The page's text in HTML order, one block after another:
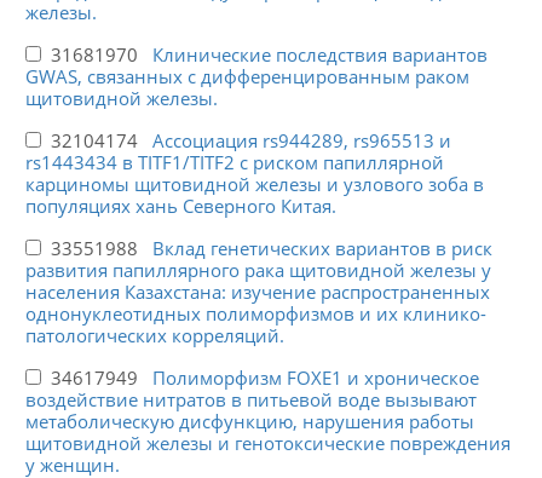
железы.
31681970 Клинические последствия вариантов
GWAS, связанных с дифференцированным раком
щитовидной железы.
32104174 Ассоциация rs944289, rs965513 и
rs1443434 в TITF1/TITF2 с риском папиллярной
карциномы щитовидной железы и узлового зоба в
популяциях хань Северного Китая.
33551988 Вклад генетических вариантов в риск
развития папиллярного рака щитовидной железы у
населения Казахстана: изучение распространенных
однонуклеотидных полиморфизмов и их клинико-
патологических корреляций.
34617949 Полиморфизм FOXE1 и хроническое
воздействие нитратов в питьевой воде вызывают
метаболическую дисфункцию, нарушения работы
щитовидной железы и генотоксические повреждения
у женщин.